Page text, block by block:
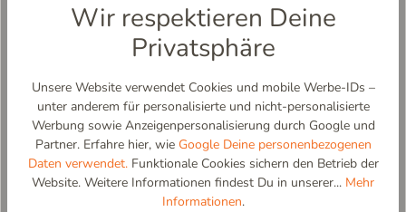
Hahnenkamm – Alpenwärme für kleine und große Füße
Inspiriert von dem bekannten Kitzbüheler Berg den
Hahnenkamm, bringt dieser Slipper alpinen Charme direkt ins
Wir respektieren Deine
Privatsphäre
Unsere Website verwendet Cookies und mobile Werbe-IDs –
unter anderem für personalisierte und nicht-personalisierte
Werbung sowie Anzeigenpersonalisierung durch Google und
Partner. Erfahre hier, wie Google Deine personenbezogenen
Daten verwendet.Funktionale Cookies sichern den Betrieb der
Website. Weitere Informationen findest Du in unserer... Mehr
Informationen.